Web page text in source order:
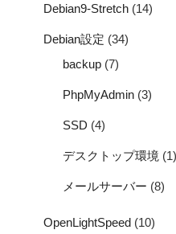
Debian9-Stretch (14)
Debian設定 (34)
backup (7)
PhpMyAdmin (3)
SSD (4)
デスクトップ環境 (1)
メールサーバー (8)
OpenLightSpeed (10)